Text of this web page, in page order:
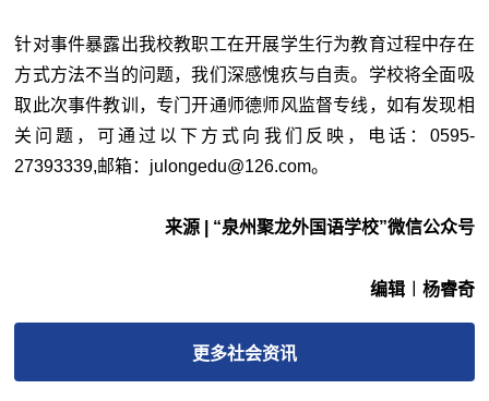
针对事件暴露出我校教职工在开展学生行为教育过程中存在
方式方法不当的问题，我们深感愧疚与自责。学校将全面吸
取此次事件教训，专门开通师德师风监督专线，如有发现相
关问题，可通过以下方式向我们反映，电话：0595-
27393339,邮箱：julongedu@126.com。
来源 | “泉州聚龙外国语学校”微信公众号
编辑︱杨睿奇
更多社会资讯